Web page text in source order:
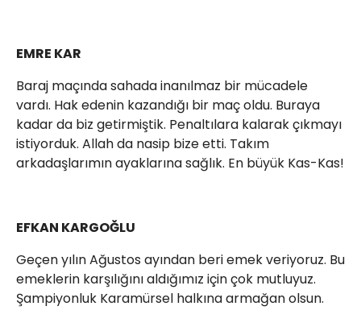
EMRE KAR
Baraj maçında sahada inanılmaz bir mücadele
vardı. Hak edenin kazandığı bir maç oldu. Buraya
kadar da biz getirmiştik. Penaltılara kalarak çıkmayı
istiyorduk. Allah da nasip bize etti. Takım
arkadaşlarımın ayaklarına sağlık. En büyük Kas-Kas!
EFKAN KARGOĞLU
Geçen yılın Ağustos ayından beri emek veriyoruz. Bu
emeklerin karşılığını aldığımız için çok mutluyuz.
Şampiyonluk Karamürsel halkına armağan olsun.